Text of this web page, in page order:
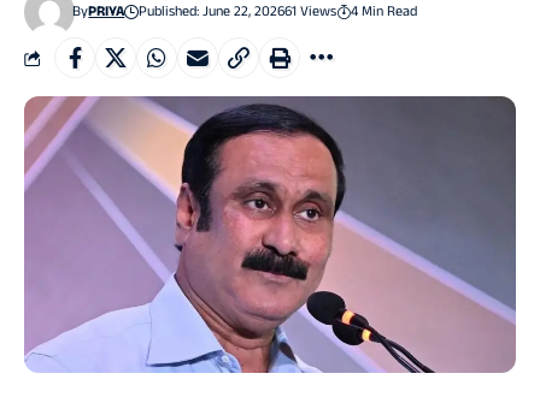
ByPRIYA Published: June 22, 202661 Views 4 Min Read